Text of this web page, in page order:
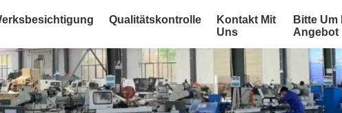
Qualitätskontrolle
Kontakt Mit
Uns
Bitte Um
Angebot